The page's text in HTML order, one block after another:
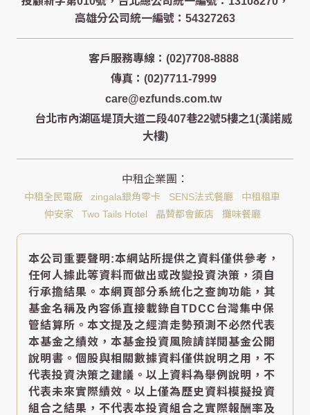
客戶服務專線：(02)7708-8888
傳真：(02)7711-7999
care@ezfunds.com.tw
台北市內湖區堤頂大道二段407巷22號5樓之1(漢諾威
大樓)
中租全民電廠 zingala銀角零卡 SENS法式餐廳
中租租車
仲安家
Two Tails Hotel 晶贊都會飯店 攤味餐廳
本公司重要聲明:本網站所提供之資料僅供參考，
任何人據此等資料而做出或改變投資決策，須自
行承擔結果。本網頁部分系統化之查詢功能，其
基金名稱及內容係直接載錄自TDCC台灣集中保
管結算所。本文提及之經濟走勢預測不必然代表
本基金之績效，本基金投資風險請詳閱基金公開
說明書。個股與相關數據資料僅供說明之用，不
代表投資決策之建議。以上資料為舉例說明，不
代表未來實際績效。以上僅為歷史資料模擬投資
組合之結果，不代表本投資組合之實際報酬率及